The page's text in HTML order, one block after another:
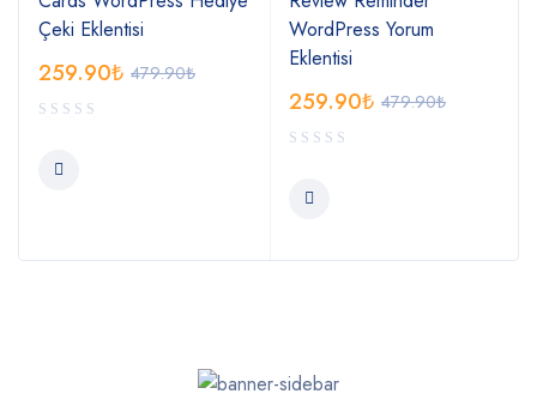
Çeki Eklentisi
479.90₺
259.90₺
WordPress Yorum
Eklentisi
479.90₺
259.90₺